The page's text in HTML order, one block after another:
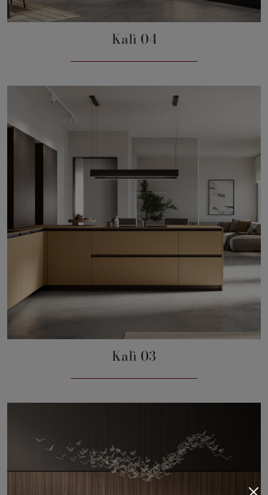
Kalì 04
Kalì 03